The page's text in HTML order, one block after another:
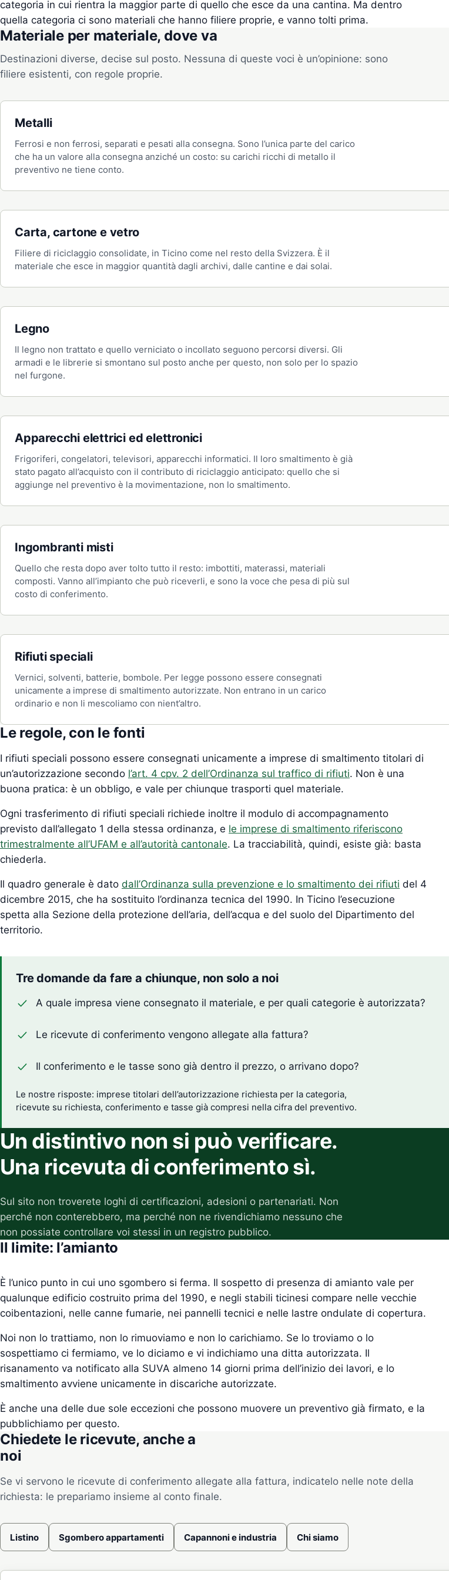
categoria in cui rientra la maggior parte di quello che esce da una cantina. Ma dentro
quella categoria ci sono materiali che hanno filiere proprie, e vanno tolti prima.
Materiale per materiale, dove va
Destinazioni diverse, decise sul posto. Nessuna di queste voci è un’opinione: sono
filiere esistenti, con regole proprie.
Metalli
Ferrosi e non ferrosi, separati e pesati alla consegna. Sono l’unica parte del carico
che ha un valore alla consegna anziché un costo: su carichi ricchi di metallo il
preventivo ne tiene conto.
Carta, cartone e vetro
Filiere di riciclaggio consolidate, in Ticino come nel resto della Svizzera. È il
materiale che esce in maggior quantità dagli archivi, dalle cantine e dai solai.
Legno
Il legno non trattato e quello verniciato o incollato seguono percorsi diversi. Gli
armadi e le librerie si smontano sul posto anche per questo, non solo per lo spazio
nel furgone.
Apparecchi elettrici ed elettronici
Frigoriferi, congelatori, televisori, apparecchi informatici. Il loro smaltimento è già
stato pagato all’acquisto con il contributo di riciclaggio anticipato: quello che si
aggiunge nel preventivo è la movimentazione, non lo smaltimento.
Ingombranti misti
Quello che resta dopo aver tolto tutto il resto: imbottiti, materassi, materiali
composti. Vanno all’impianto che può riceverli, e sono la voce che pesa di più sul
costo di conferimento.
Rifiuti speciali
Vernici, solventi, batterie, bombole. Per legge possono essere consegnati
unicamente a imprese di smaltimento autorizzate. Non entrano in un carico
ordinario e non li mescoliamo con nient’altro.
Le regole, con le fonti
I rifiuti speciali possono essere consegnati unicamente a imprese di smaltimento titolari di
un’autorizzazione secondo l’art. 4 cpv. 2 dell’Ordinanza sul traffico di rifiuti. Non è una
buona pratica: è un obbligo, e vale per chiunque trasporti quel materiale.
Ogni trasferimento di rifiuti speciali richiede inoltre il modulo di accompagnamento
previsto dall’allegato 1 della stessa ordinanza, e le imprese di smaltimento riferiscono
trimestralmente all’UFAM e all’autorità cantonale. La tracciabilità, quindi, esiste già: basta
chiederla.
Il quadro generale è dato dall’Ordinanza sulla prevenzione e lo smaltimento dei rifiuti del 4
dicembre 2015, che ha sostituito l’ordinanza tecnica del 1990. In Ticino l’esecuzione
spetta alla Sezione della protezione dell’aria, dell’acqua e del suolo del Dipartimento del
territorio.
Tre domande da fare a chiunque, non solo a noi
A quale impresa viene consegnato il materiale, e per quali categorie è autorizzata?
Le ricevute di conferimento vengono allegate alla fattura?
Il conferimento e le tasse sono già dentro il prezzo, o arrivano dopo?
Le nostre risposte: imprese titolari dell’autorizzazione richiesta per la categoria,
ricevute su richiesta, conferimento e tasse già compresi nella cifra del preventivo.
Un distintivo non si può verificare.
Una ricevuta di conferimento sì.
Sul sito non troverete loghi di certificazioni, adesioni o partenariati. Non
perché non conterebbero, ma perché non ne rivendichiamo nessuno che
non possiate controllare voi stessi in un registro pubblico.
Il limite: l’amianto
È l’unico punto in cui uno sgombero si ferma. Il sospetto di presenza di amianto vale per
qualunque edificio costruito prima del 1990, e negli stabili ticinesi compare nelle vecchie
coibentazioni, nelle canne fumarie, nei pannelli tecnici e nelle lastre ondulate di copertura.
Noi non lo trattiamo, non lo rimuoviamo e non lo carichiamo. Se lo troviamo o lo
sospettiamo ci fermiamo, ve lo diciamo e vi indichiamo una ditta autorizzata. Il
risanamento va notificato alla SUVA almeno 14 giorni prima dell’inizio dei lavori, e lo
smaltimento avviene unicamente in discariche autorizzate.
È anche una delle due sole eccezioni che possono muovere un preventivo già firmato, e la
pubblichiamo per questo.
Chiedete le ricevute, anche a
noi
Se vi servono le ricevute di conferimento allegate alla fattura, indicatelo nelle note della
richiesta: le prepariamo insieme al conto finale.
Listino Sgombero appartamenti Capannoni e industria Chi siamo